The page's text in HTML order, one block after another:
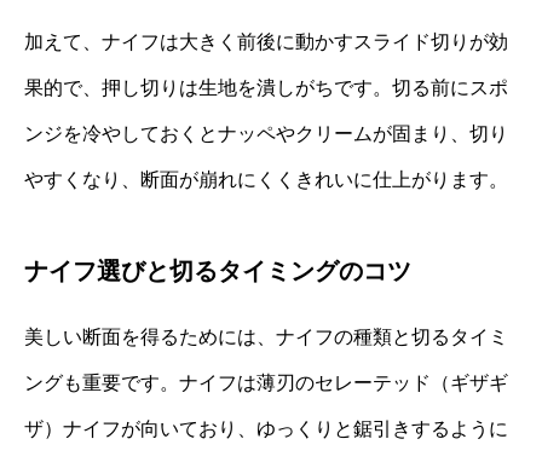
加えて、ナイフは大きく前後に動かすスライド切りが効
果的で、押し切りは生地を潰しがちです。切る前にスポ
ンジを冷やしておくとナッペやクリームが固まり、切り
やすくなり、断面が崩れにくくきれいに仕上がります。
ナイフ選びと切るタイミングのコツ
美しい断面を得るためには、ナイフの種類と切るタイミ
ングも重要です。ナイフは薄刃のセレーテッド（ギザギ
ザ）ナイフが向いており、ゆっくりと鋸引きするように